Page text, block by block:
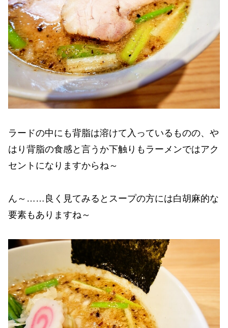
ラードの中にも背脂は溶けて入っているものの、や
はり背脂の食感と言うか下触りもラーメンではアク
セントになりますからね～
ん～……良く見てみるとスープの方には白胡麻的な
要素もありますね～